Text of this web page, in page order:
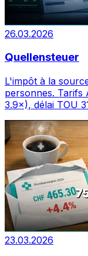
26.03.2026
Quellensteuer
L'impôt à la
personnes. Tarifs
3.9×), délai TOU
23.03.2026